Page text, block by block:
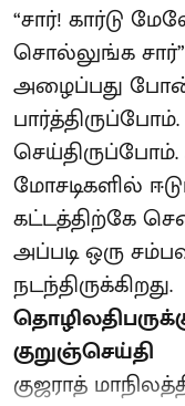
“சார்! கார்டு
சொல்லுங்க
அழைப்பது
மோசடிகளில்
கட்டத்திற்கே
அப்படி ஒரு
நடந்திருக்கிறது.
குறுஞ்செய்தி
குஜராத்